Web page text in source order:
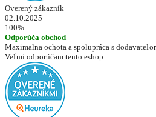
Overený zákazník
02.10.2025
100%
Odporúča obchod
Maximalna ochota a spolupráca s
Veľmi odporúčam tento eshop.